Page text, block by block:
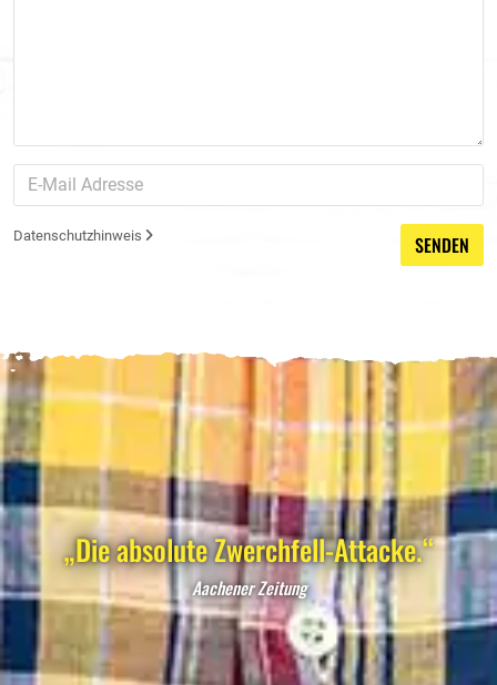
Datenschutzhinweis SENDEN
„Die absolute Zwerchfell-Attacke.“
Aachener Zeitung